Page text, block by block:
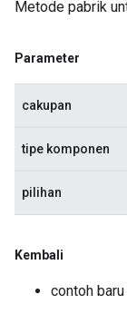
Metode pabrik
Parameter
cakupan
tipe komponen
pilihan
Kembali
contoh